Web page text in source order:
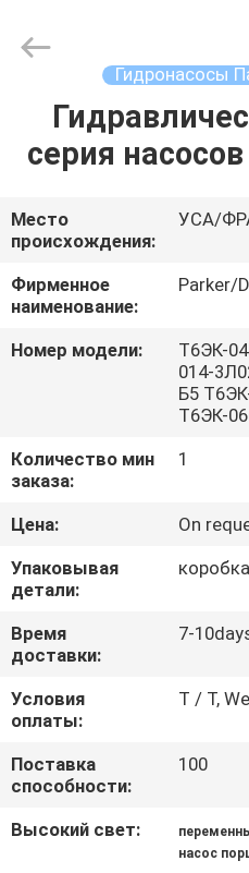
ДОМ
О
НАС
ПУТЕШЕСТВИЕ
ПРОВЕРКА
СВЯЖИТЕСЬ
МЫ
ЦИТАТУ
КАРТА
САЙТА
Electronic
Limited.
Гидронасосы
серия
Место
происхождения:
УСА/
Фирменное
наименование:
Parker/
Номер модели:
Т6ЭК-
014-
Б5
Т6ЭК-
Количество мин
заказа:
1
Цена:
On
Упаковывая
детали:
Время
доставки:
7-
Условия
оплаты:
T / T,
Поставка
способности:
100
Высокий свет:
насос